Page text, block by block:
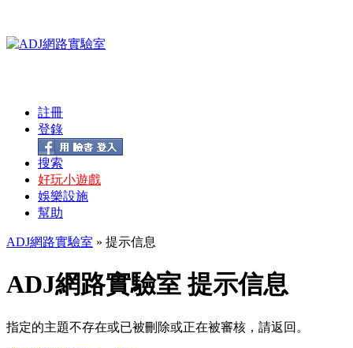
註冊
登錄
搜索
好玩小遊戲
娛樂設施
幫助
ADJ網路實驗室 » 提示信息
ADJ網路實驗室 提示信息
指定的主題不存在或已被刪除或正在被審核，請返回。